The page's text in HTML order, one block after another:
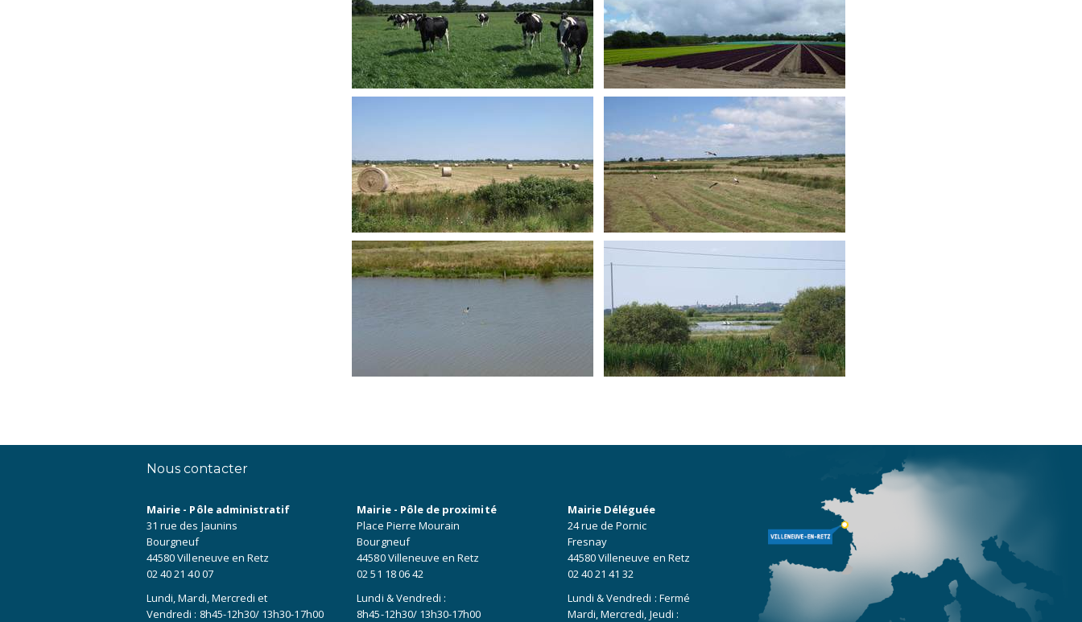
Nous contacter
Mairie - Pôle administratif
31 rue des Jaunins
Bourgneuf
44580 Villeneuve en Retz
02 40 21 40 07
Lundi, Mardi, Mercredi et
Vendredi : 8h45-12h30/ 13h30-17h00
Mairie - Pôle de proximité
Place Pierre Mourain
Bourgneuf
44580 Villeneuve en Retz
02 51 18 06 42
Lundi & Vendredi :
8h45-12h30/ 13h30-17h00
Mairie Déléguée
24 rue de Pornic
Fresnay
44580 Villeneuve en Retz
02 40 21 41 32
Lundi & Vendredi : Fermé
Mardi, Mercredi, Jeudi :